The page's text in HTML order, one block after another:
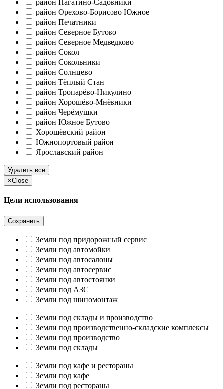
район Нагатино-Садовники
район Орехово-Борисово Южное
район Печатники
район Северное Бутово
район Северное Медведково
район Сокол
район Сокольники
район Солнцево
район Тёплый Стан
район Тропарёво-Никулино
район Хорошёво-Мнёвники
район Черёмушки
район Южное Бутово
Хорошёвский район
Южнопортовый район
Ярославский район
Удалить все
×Close
Цели использования
Сохранить
Земли под придорожный сервис
Земли под автомойки
Земли под автосалоны
Земли под автосервис
Земли под автостоянки
Земли под АЗС
Земли под шиномонтаж
Земли под склады и производство
Земли под производственно-складские комплексы
Земли под производство
Земли под склады
Земли под кафе и рестораны
Земли под кафе
Земли под рестораны